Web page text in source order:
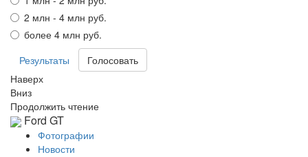
2 млн - 4 млн руб.
более 4 млн руб.
Результаты
Наверх
Вниз
Продолжить чтение
Ford GT
Фотографии
Новости